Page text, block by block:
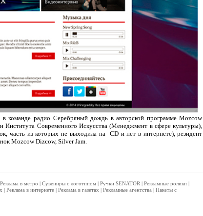
команде радио Серебряный дождь в авторской программе Mozcow
Института Современного Искусства (Менеджмент в сфере культуры),
часть из которых не выходила на CD и нет в интернете), резидент
Mozcow Dizcow, Silver Jam.
Реклама в метро | Сувениры с логотипом| Ручки SENATOR | Рекламные ролики|
| Реклама в интернете| Реклама в газетах | Рекламные агентства | Пакеты с